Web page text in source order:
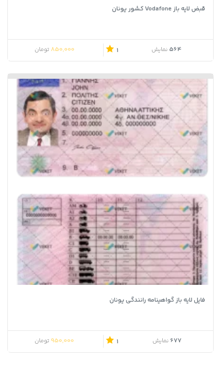
قبض لایه باز Vodafone کشور یونان
564 نمایش 1
850,000 تومان
فایل لایه باز گواهینامه رانندگی یونان
677 نمایش 1
950,000تومان